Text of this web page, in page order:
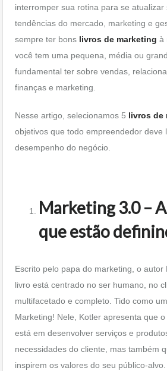
interromper sua rotina para se atualizar
tendências do mercado, marketing e
sempre ter bons livros de marketing à
você tem uma pequena, média ou
fundamental ter sobre vendas,
finanças e marketing.
Nesse artigo, selecionamos 5 livros de
objetivos que todo empreendedor deve
desempenho do negócio.
Marketing 3.0 –
que estão
Escrito pelo papa do marketing, o autor
livro está centrado no ser humano, no
multifacetado e completo. Tido como
Marketing! Nele, Kotler apresenta que
está em desenvolver serviços e
necessidades do cliente, mas também
inspirem os valores do seu público-alvo.